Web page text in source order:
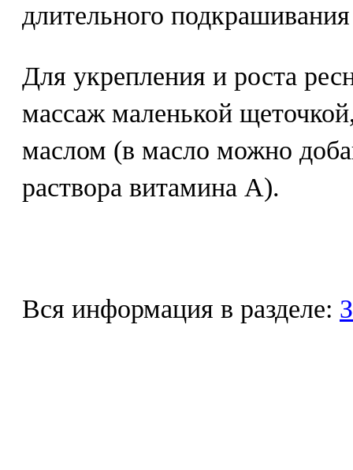
длительного
Для укрепления и роста
массаж маленькой
маслом (в масло можно
раствора витамина А).
Вся информация в разделе: